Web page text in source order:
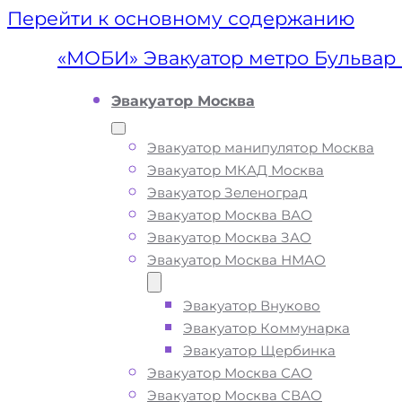
Перейти к основному содержанию
«МОБИ» Эвакуатор метро Бульвар
Эвакуатор Москва
Эвакуатор манипулятор Москва
Эвакуатор МКАД Москва
Эвакуатор Зеленоград
Эвакуатор Москва ВАО
Эвакуатор Москва ЗАО
Эвакуатор Москва НМАО
Эвакуатор Внуково
Эвакуатор Коммунарка
Эвакуатор Щербинка
Эвакуатор Москва САО
Эвакуатор Москва СВАО
Эвакуатор
Бульвар